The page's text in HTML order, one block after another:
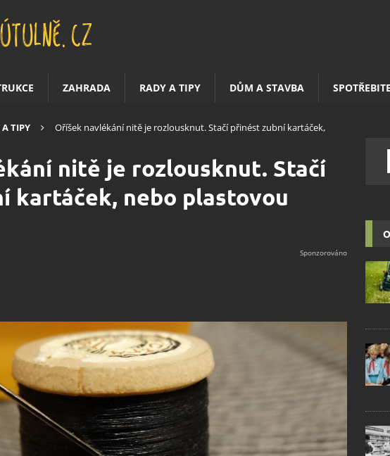
ZAHRADA RADY A TIPY DŮM A STAVBA
TIPY
Oříšek navlékání nitě je rozlousknut. Stačí přinést zubní kartáček,
nitě je rozlousknut. Stačí
kartáček, nebo plastovou